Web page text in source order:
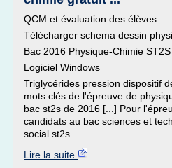
QCM et évaluation des élèves
Télécharger schema dessin
Bac 2016 Physique-Chimie ST2S
Logiciel Windows
Triglycérides pression dispositif
mots clés de l'épreuve de
bac st2s de 2016 [...] Pour
candidats au bac sciences et
social st2s...
Lire la suite